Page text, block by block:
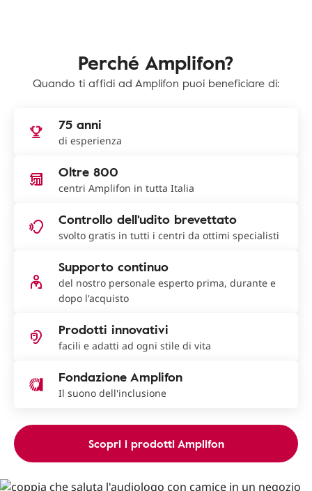
Perché Amplifon?
Quando ti affidi ad Amplifon puoi beneficiare di:
75 anni
di esperienza
Oltre 800
centri Amplifon in tutta Italia
Controllo dell'udito brevettato
svolto gratis in tutti i centri da ottimi specialisti
Supporto continuo
del nostro personale esperto prima, durante e
dopo l'acquisto
Prodotti innovativi
facili e adatti ad ogni stile di vita
Fondazione Amplifon
Il suono dell'inclusione
Scopri i prodotti Amplifon